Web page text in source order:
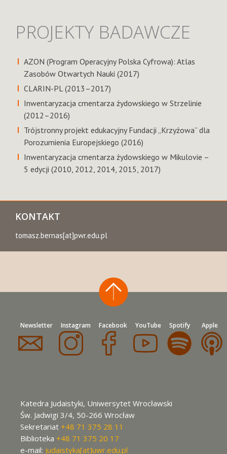
PROJEKTY BADAWCZE
AZON (Program Operacyjny Polska Cyfrowa): Atlas
Zasobów Otwartych Nauki (2017)
CLARIN-PL (2013–2017)
Inwentaryzacja cmentarza żydowskiego w Strzelinie
(2012–2016)
Trójstronny projekt edukacyjny Fundacji „Krzyżowa” dla
Porozumienia Europejskiego (2016)
Inwentaryzacja cmentarza żydowskiego w Mikulovie –
5 edycji (2010, 2012, 2014, 2015, 2017)
KONTAKT
tomasz.bernas[at]pwr.edu.pl
Newsletter Instagram Facebook YouTube Spotify Apple
Katedra Judaistyki, Uniwersytet Wrocławski
Św. Jadwigi 3/4, 50-266 Wrocław
Sekretariat +48 71 375 28 11
Biblioteka +48 71 375 20 17
e-mail: judaistyka[at]uwr.edu.pl